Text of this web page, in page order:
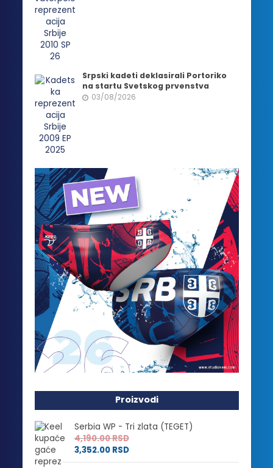
Srpski kadeti deklasirali Portoriko
na startu Svetskog prvenstva
03/08/2026
Proizvodi
Serbia WP - Tri zlata (TEGET)
4,190.00RSD
3,352.00 RSD